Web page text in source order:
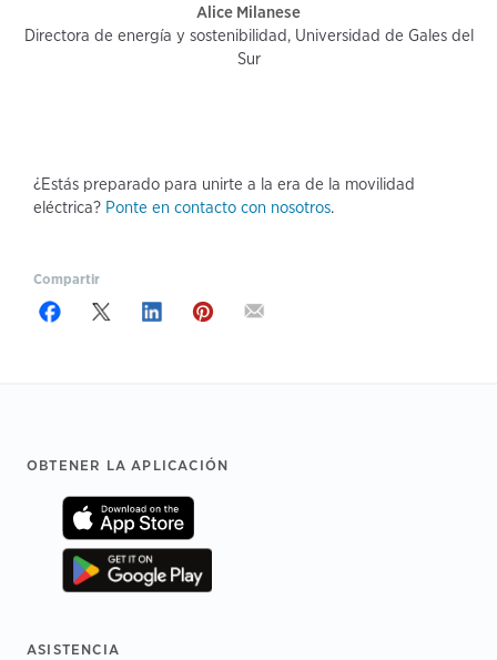
Alice Milanese
Directora de energía y sostenibilidad, Universidad de Gales del
Sur
¿Estás preparado para unirte a la era de la movilidad
eléctrica? Ponte en contacto con nosotros.
Compartir
Footer
OBTENER LA APLICACIÓN
ASISTENCIA